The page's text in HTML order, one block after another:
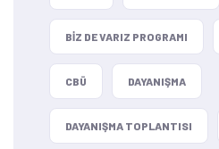
BIZ DE VARIZ PROGRAMI
CBÜ DAYANIŞMA
DAYANIŞMA TOPLANTISI